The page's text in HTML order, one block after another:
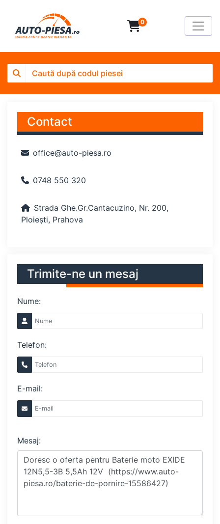
0
Contact
office@auto-piesa.ro
0748 550 320
Strada Ghe.Gr.Cantacuzino, Nr. 200,
Ploiești, Prahova
Trimite-ne un mesaj
Nume:
Telefon:
E-mail:
Mesaj: